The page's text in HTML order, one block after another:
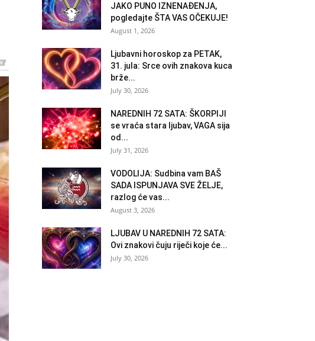
JAKO PUNO IZNENAĐENJA,
pogledajte ŠTA VAS OČEKUJE!
August 1, 2026
Ljubavni horoskop za PETAK,
31. jula: Srce ovih znakova kuca
brže...
July 30, 2026
NAREDNIH 72 SATA: ŠKORPIJI
se vraća stara ljubav, VAGA sija
od...
July 31, 2026
VODOLIJA: Sudbina vam BAŠ
SADA ISPUNJAVA SVE ŽELJE,
razlog će vas...
August 3, 2026
LJUBAV U NAREDNIH 72 SATA:
Ovi znakovi čuju riječi koje će...
July 30, 2026